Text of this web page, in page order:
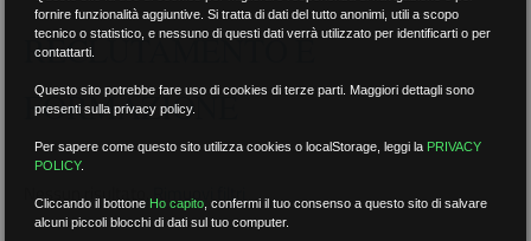
RECLUTAMENTO E
FORMAZIONE
Nessun risultato.Rimuovi filtri
fornire funzionalità aggiuntive. Si tratta di dati del tutto anonimi, utili a scopo
tecnico o statistico, e nessuno di questi dati verrà utilizzato per identificarti o per
contattarti.
Questo sito potrebbe fare uso di cookies di terze parti. Maggiori dettagli sono
presenti sulla privacy policy.
Per sapere come questo sito utilizza cookies o localStorage, leggi la PRIVACY
POLICY.
Cliccando il bottone Ho capito ,confermi il tuo consenso a questo sito di salvare
alcuni piccoli blocchi di dati sul tuo computer.